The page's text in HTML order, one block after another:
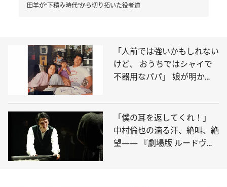
田羊が“下積み時代“から切り拓いた役者道
「人前では強いかもしれない
けど、 おうちではシャイで
不器用なパパ」 娘が明か
「僕の耳を返してくれ！」
中村倫也の滴る汗、絶叫、絶
望―― 『劇場版 ルードヴィ